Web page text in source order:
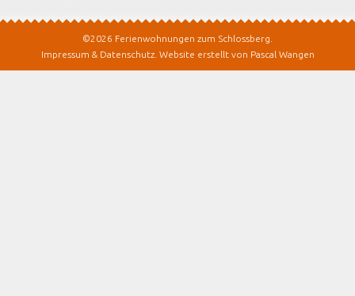
©2026 Ferienwohnungen zum Schlossberg.
Impressum & Datenschutz. Website erstellt von Pascal Wangen